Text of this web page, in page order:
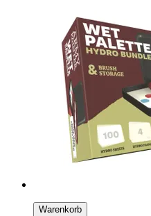
Warenkorb